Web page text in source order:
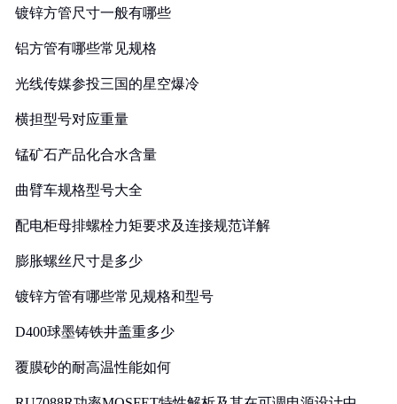
镀锌方管尺寸一般有哪些
铝方管有哪些常见规格
光线传媒参投三国的星空爆冷
横担型号对应重量
锰矿石产品化合水含量
曲臂车规格型号大全
配电柜母排螺栓力矩要求及连接规范详解
膨胀螺丝尺寸是多少
镀锌方管有哪些常见规格和型号
D400球墨铸铁井盖重多少
覆膜砂的耐高温性能如何